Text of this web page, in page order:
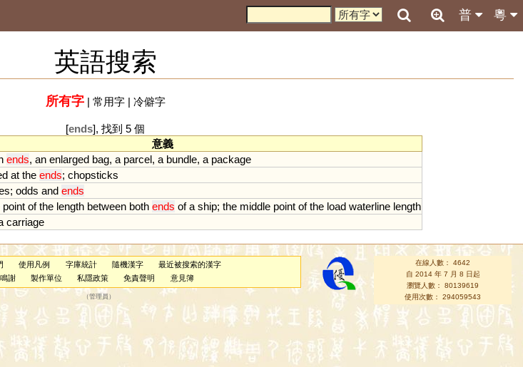
粵
普
英語搜索
所有字| 常用字| 冷僻字
[ends], 找到 5 個
意義
ends, an enlarged bag, a parcel, a bundle, a package
at the ends; chopsticks
; odds and ends
point of the length between both ends of a ship; the middle point of the load waterline length
carriage
使用凡例 字庫統計 隨機漢字
最近被搜索的漢字
鳴謝
製作單位 私隱政策 免責聲明 意見簿
（管理員 ）
在線人數： 4642
自 2014 年 7 月 8 日起
瀏覽人數： 80139619
使用次數： 294059543